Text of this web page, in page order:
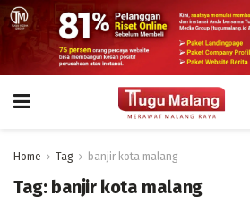
Home Tag banjir kota malang
Tag: banjir kota malang